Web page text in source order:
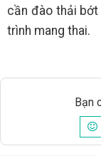
cần đào thải
trình mang thai.
Bạn